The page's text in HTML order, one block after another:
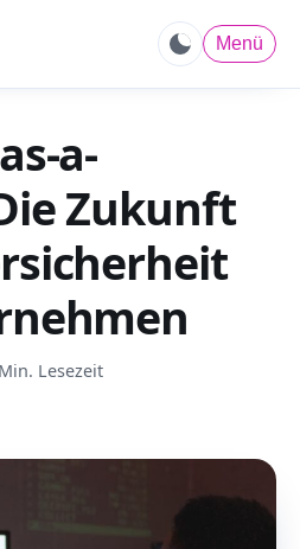
Menü
a-
Zukunft
Lesezeit